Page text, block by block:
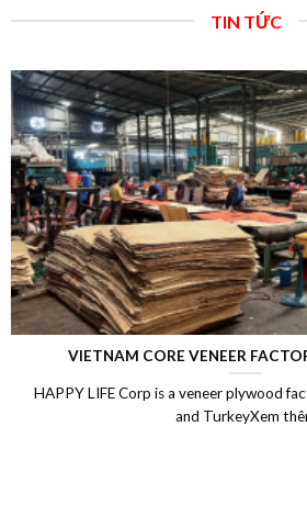
TIN TỨC
LAMINATED
Laminated Wood, LVL
Vietnam, LVL Timber,